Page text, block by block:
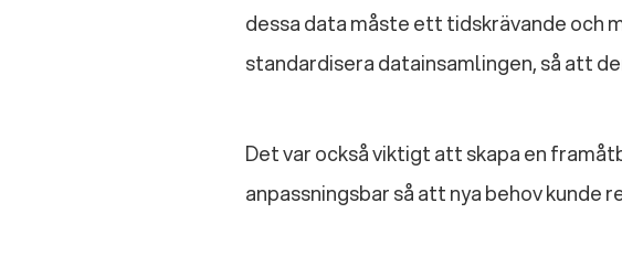
dessa data måste ett tidskrävande och
standardisera datainsamlingen, så att
Det var också viktigt att skapa en
anpassningsbar så att nya behov kunde